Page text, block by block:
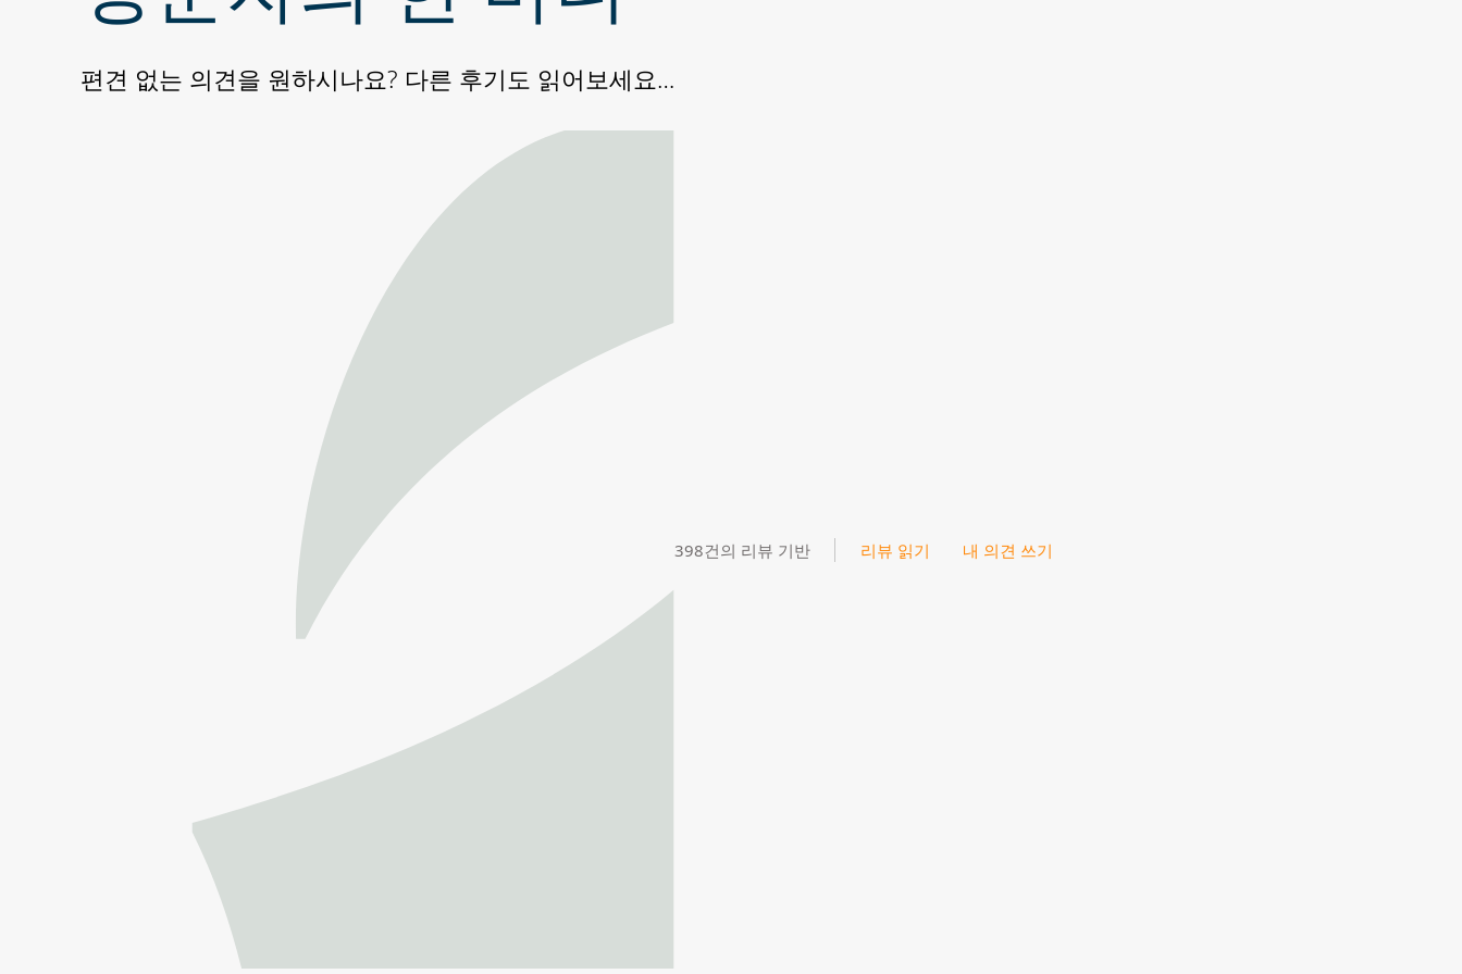
편견 없는 의견을 원하시나요? 다른 후기도 읽어보세요…
398건의 리뷰 기반 리뷰 읽기 내 의견 쓰기